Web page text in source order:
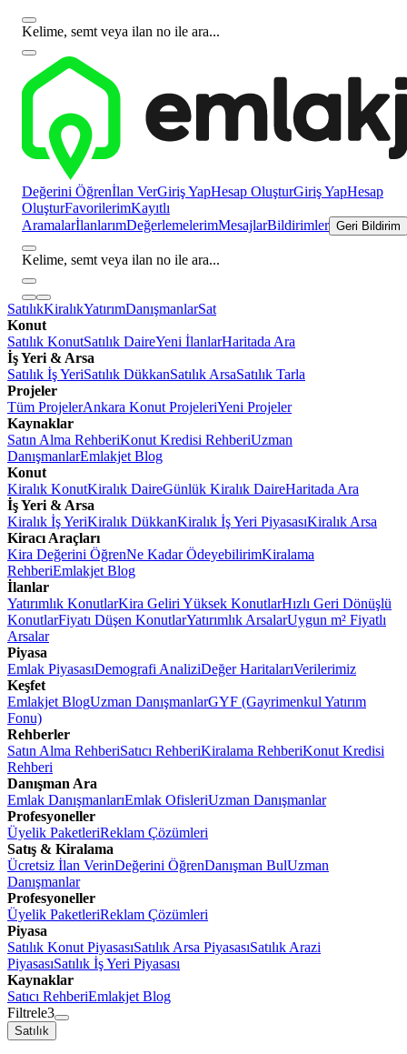
Kelime, semt veya ilan no ile ara...
Değerini Öğrenİlan VerGiriş YapHesap OluşturGiriş YapHesap
OluşturFavorilerimKayıtlı
AramalarİlanlarımDeğerlemelerimMesajlarBildirimler Geri Bildirim
Kelime, semt veya ilan no ile ara...
SatılıkKiralıkYatırımDanışmanlarSat
Konut
Satılık KonutSatılık DaireYeni İlanlarHaritada Ara
İş Yeri & Arsa
Satılık İş YeriSatılık DükkanSatılık ArsaSatılık Tarla
Projeler
Tüm ProjelerAnkara Konut ProjeleriYeni Projeler
Kaynaklar
Satın Alma RehberiKonut Kredisi RehberiUzman
DanışmanlarEmlakjet Blog
Konut
Kiralık KonutKiralık DaireGünlük Kiralık DaireHaritada Ara
İş Yeri & Arsa
Kiralık İş YeriKiralık DükkanKiralık İş Yeri PiyasasıKiralık Arsa
Kiracı Araçları
Kira Değerini ÖğrenNe Kadar ÖdeyebilirimKiralama
RehberiEmlakjet Blog
İlanlar
Yatırımlık KonutlarKira Geliri Yüksek KonutlarHızlı Geri Dönüşlü
KonutlarFiyatı Düşen KonutlarYatırımlık ArsalarUygun m² Fiyatlı
Arsalar
Piyasa
Emlak PiyasasıDemografi AnaliziDeğer HaritalarıVerilerimiz
Keşfet
Emlakjet BlogUzman DanışmanlarGYF (Gayrimenkul Yatırım
Fonu)
Rehberler
Satın Alma RehberiSatıcı RehberiKiralama RehberiKonut Kredisi
Rehberi
Danışman Ara
Emlak DanışmanlarıEmlak OfisleriUzman Danışmanlar
Profesyoneller
Üyelik PaketleriReklam Çözümleri
Satış & Kiralama
Ücretsiz İlan VerinDeğerini ÖğrenDanışman BulUzman
Danışmanlar
Profesyoneller
Üyelik PaketleriReklam Çözümleri
Piyasa
Satılık Konut PiyasasıSatılık Arsa PiyasasıSatılık Arazi
PiyasasıSatılık İş Yeri Piyasası
Kaynaklar
Satıcı RehberiEmlakjet Blog
Filtrele3
Satılık